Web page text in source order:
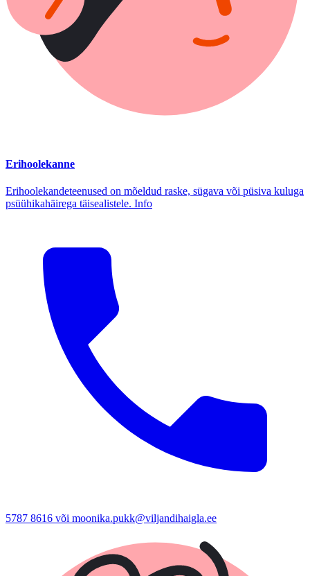
Erihoolekanne
Erihoolekandeteenused on mõeldud raske, sügava või püsiva kuluga
psüühikahäirega täisealistele. Info
5787 8616 või moonika.pukk@viljandihaigla.ee